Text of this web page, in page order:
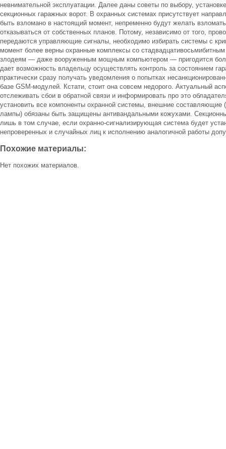
невнимательной эксплуатации. Далее даны советы по выбору,
секционных гаражных ворот. В охранных системах присутствует
быть взломано в настоящий момент, непременно будут желать
отказываться от собственных планов. Потому, независимо от того,
передаются управляющие сигналы, необходимо избирать системы с
момент более верны охранные комплексы со
злодеям — даже вооруженным мощным компьютером — пригодится
дает возможность владельцу осуществлять контроль за состоянием
практически сразу получать уведомления о попытках
базе GSM-модулей. Кстати, стоит она совсем недорого. Актуальный
отслеживать сбои в обратной связи и информировать про это
установить все компоненты охранной системы, внешние составляющие
лампы) обязаны быть защищены антивандальными кожухами.
лишь в том случае, если охранно-сигнализирующая система будет
непроверенных и случайных лиц к исполнению аналогичной работы
Похожие материалы:
Нет похожих материалов.